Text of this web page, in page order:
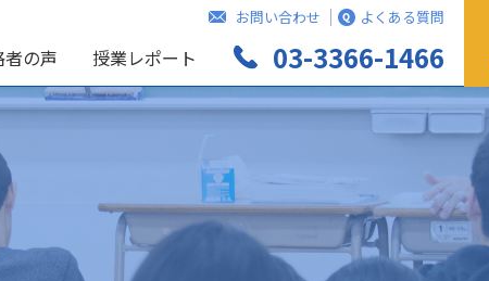
者の声 授業レポート
お問い合わせ よくある質問
03-3366-1466